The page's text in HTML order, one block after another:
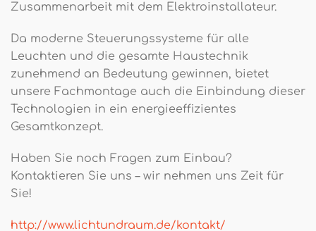
Zusammenarbeit mit dem Elektroinstallateur.
Da moderne Steuerungssysteme für alle
Leuchten und die gesamte Haustechnik
zunehmend an Bedeutung gewinnen, bietet
unsere Fachmontage auch die Einbindung dieser
Technologien in ein energieeffizientes
Gesamtkonzept.
Haben Sie noch Fragen zum Einbau?
Kontaktieren Sie uns – wir nehmen uns Zeit für
Sie!
http://www.lichtundraum.de/kontakt/